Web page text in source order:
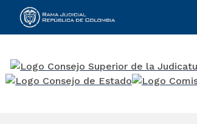
Rama Judicial